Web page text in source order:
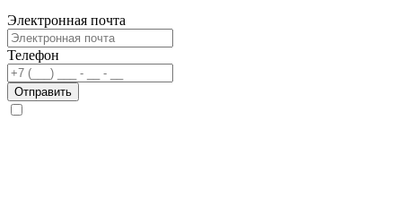
Электронная почта
Телефон
Отправить